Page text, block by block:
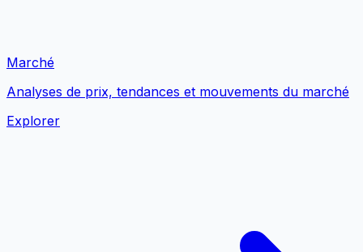
Marché
Analyses de prix, tendances et mouvements du marché
Explorer